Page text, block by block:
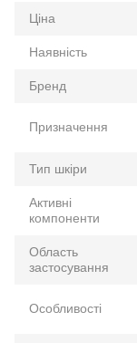
Ціна
Наявність
Бренд
Призначення
Тип шкіри
Активні
компоненти
Область
застосування
Особливості